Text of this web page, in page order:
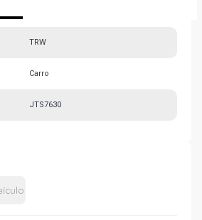
TRW
Carro
JTS7630